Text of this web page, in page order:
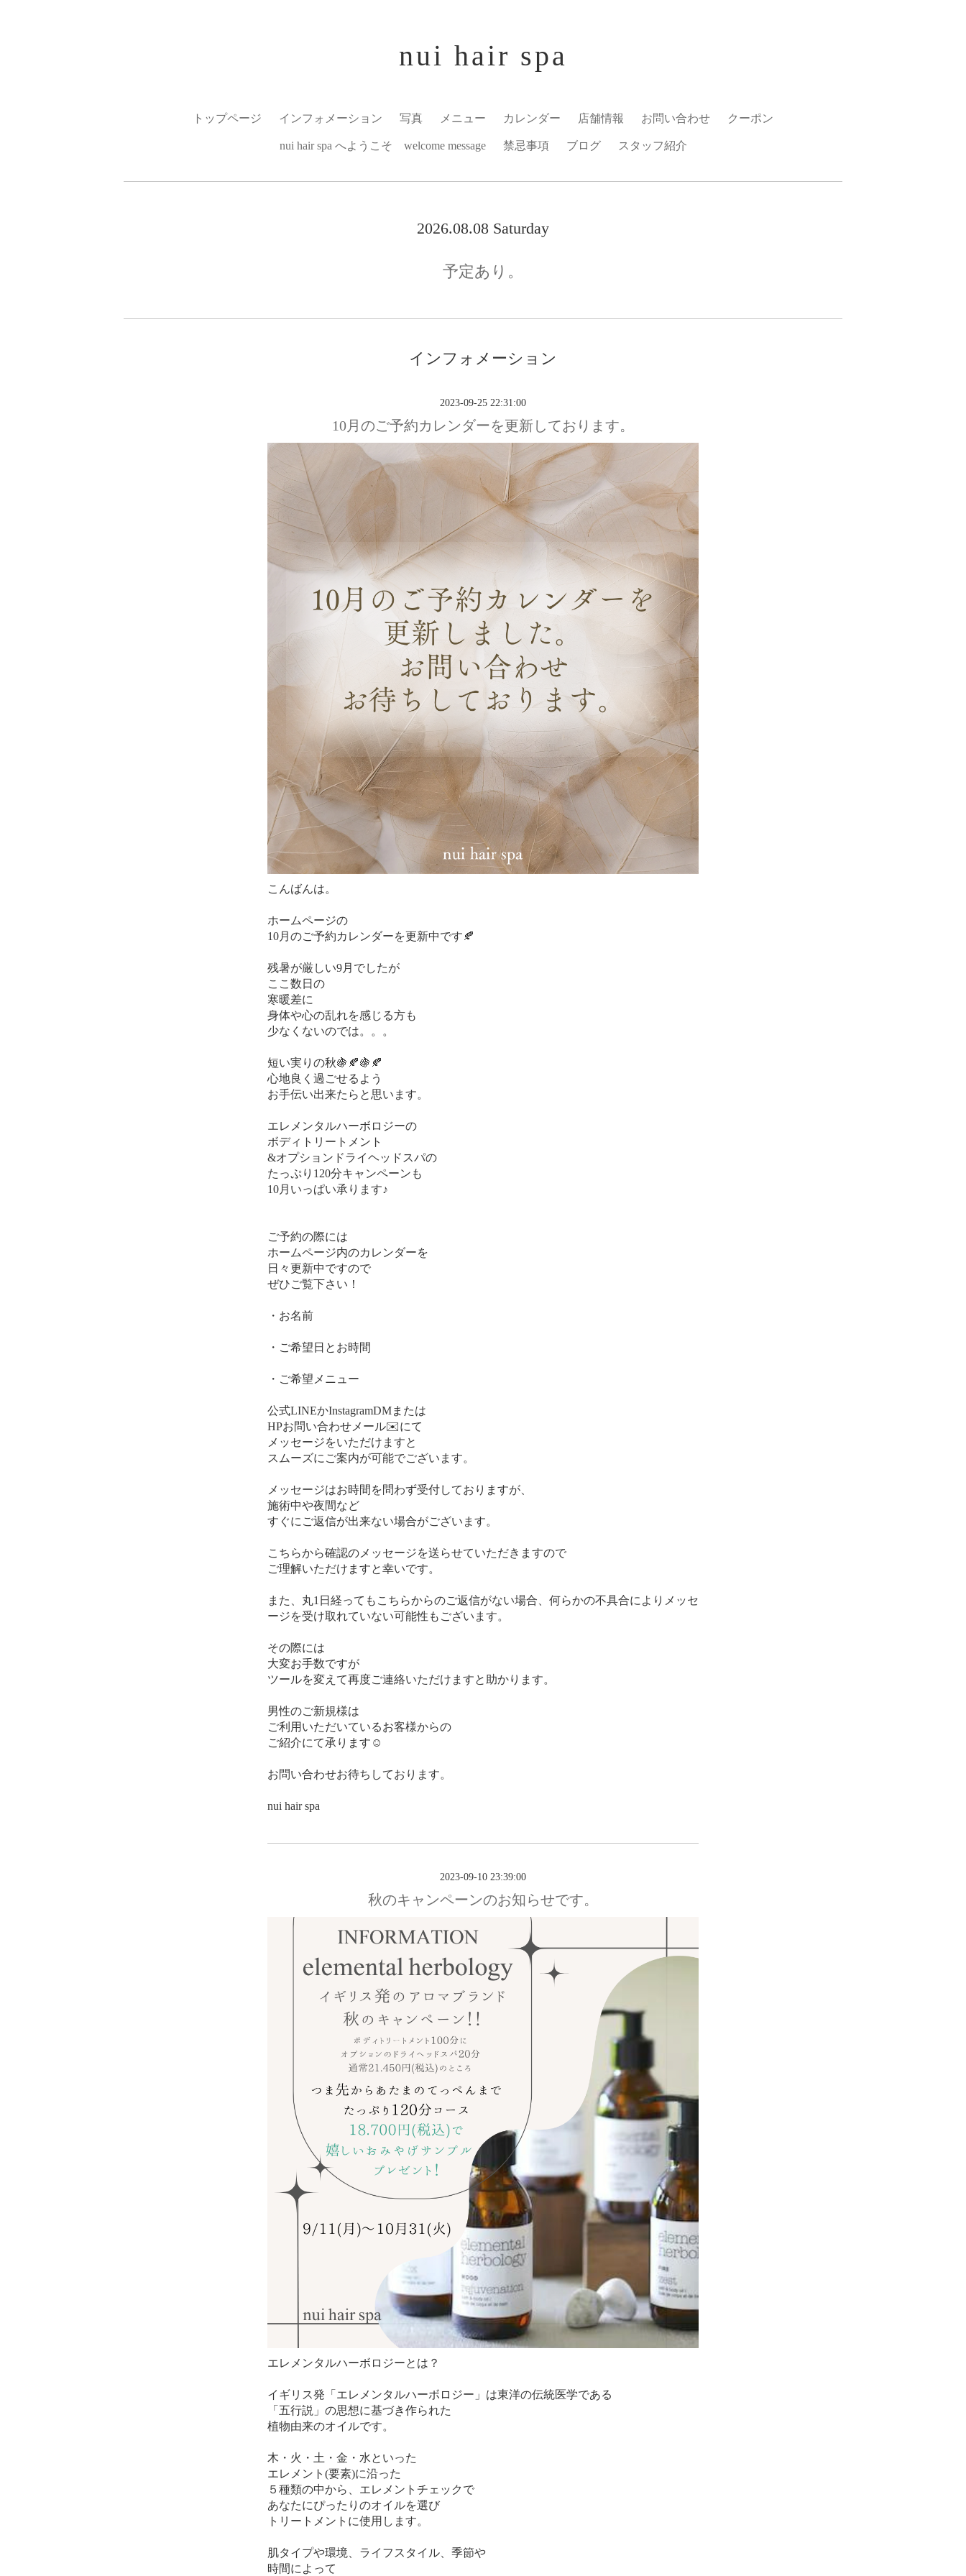
nui hair spa
トップページ インフォメーション 写真 メニュー カレンダー 店舗情報 お問い合わせ クーポン
nui hair spa へようこそ welcome message 禁忌事項 ブログ スタッフ紹介
2026.08.08 Saturday
予定あり。
インフォメーション
2023-09-25 22:31:00
10月のご予約カレンダーを更新しております。
こんばんは。
ホームページの
10月のご予約カレンダーを更新中です🍂
残暑が厳しい9月でしたが
ここ数日の
寒暖差に
身体や心の乱れを感じる方も
少なくないのでは。。。
短い実りの秋🍇🍂🍇🍂
心地良く過ごせるよう
お手伝い出来たらと思います。
エレメンタルハーボロジーの
ボディトリートメント
&オプションドライヘッドスパの
たっぷり120分キャンペーンも
10月いっぱい承ります♪
ご予約の際には
ホームページ内のカレンダーを
日々更新中ですので
ぜひご覧下さい！
・お名前
・ご希望日とお時間
・ご希望メニュー
公式LINEかInstagramDMまたは
HPお問い合わせメール✉️にて
メッセージをいただけますと
スムーズにご案内が可能でございます。
メッセージはお時間を問わず受付しておりますが、
施術中や夜間など
すぐにご返信が出来ない場合がございます。
こちらから確認のメッセージを送らせていただきますので
ご理解いただけますと幸いです。
また、丸1日経ってもこちらからのご返信がない場合、何らかの不具合によりメッセ
ージを受け取れていない可能性もございます。
その際には
大変お手数ですが
ツールを変えて再度ご連絡いただけますと助かります。
男性のご新規様は
ご利用いただいているお客様からの
ご紹介にて承ります☺️
お問い合わせお待ちしております。
nui hair spa
2023-09-10 23:39:00
秋のキャンペーンのお知らせです。
エレメンタルハーボロジーとは？
イギリス発「エレメンタルハーボロジー」は東洋の伝統医学である
「五行説」の思想に基づき作られた
植物由来のオイルです。
木・火・土・金・水といった
エレメント(要素)に沿った
５種類の中から、エレメントチェックで
あなたにぴったりのオイルを選び
トリートメントに使用します。
肌タイプや環境、ライフスタイル、季節や
時間によって